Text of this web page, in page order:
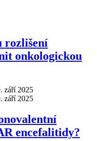
rozlišení
onkologickou
září 2025
září 2025
encefalitidy?